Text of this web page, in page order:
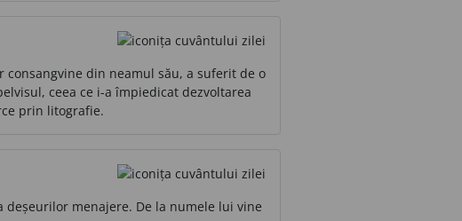
consangvine din neamul său, a suferit de o
ceea ce i-a împiedicat dezvoltarea
prin litografie.
deșeurilor menajere. De la numele lui vine